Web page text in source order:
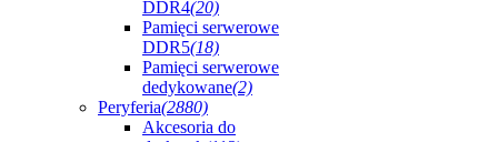
DDR4(20)
Pamięci serwerowe
DDR5(18)
Pamięci serwerowe
dedykowane(2)
Peryferia(2880)
Akcesoria do